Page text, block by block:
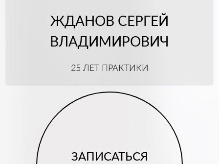
ЖДАНОВ СЕРГЕЙ
ВЛАДИМИРОВИЧ
25 ЛЕТ ПРАКТИКИ
ЗАПИСАТЬСЯ